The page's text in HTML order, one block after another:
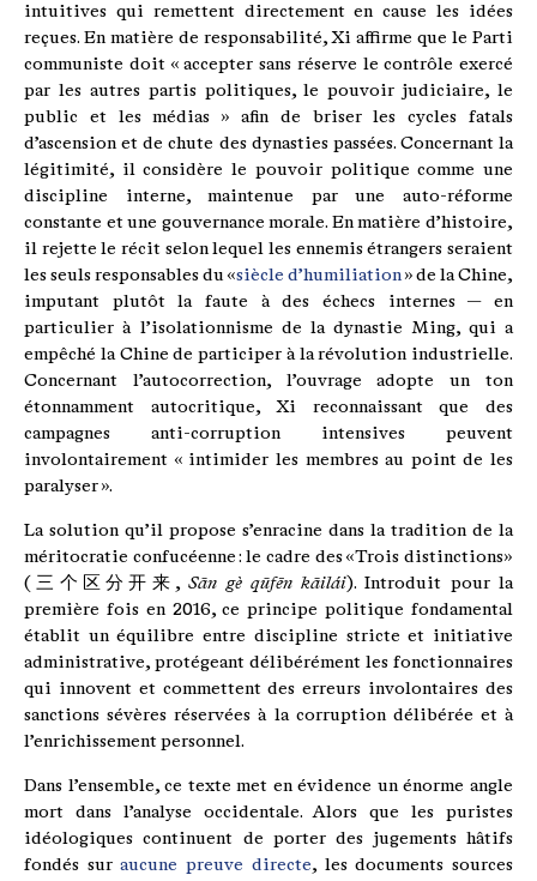
intuitives qui remettent directement en cause les idées
reçues. En matière de responsabilité, Xi affirme que le Parti
communiste doit « accepter sans réserve le contrôle exercé
par les autres partis politiques, le pouvoir judiciaire, le
public et les médias » afin de briser les cycles fatals
d’ascension et de chute des dynasties passées. Concernant la
légitimité, il considère le pouvoir politique comme une
discipline interne, maintenue par une auto-réforme
constante et une gouvernance morale. En matière d’histoire,
il rejette le récit selon lequel les ennemis étrangers seraient
les seuls responsables du «siècle d’humiliation » de la Chine,
imputant plutôt la faute à des échecs internes — en
particulier à l’isolationnisme de la dynastie Ming, qui a
empêché la Chine de participer à la révolution industrielle.
Concernant l’autocorrection, l’ouvrage adopte un ton
étonnamment autocritique, Xi reconnaissant que des
campagnes anti-corruption intensives peuvent
involontairement « intimider les membres au point de les
paralyser ».
La solution qu’il propose s’enracine dans la tradition de la
méritocratie confucéenne : le cadre des «Trois distinctions»
(三个区分开来,Sān gè qūfēn kāilái). Introduit pour la
première fois en 2016, ce principe politique fondamental
établit un équilibre entre discipline stricte et initiative
administrative, protégeant délibérément les fonctionnaires
qui innovent et commettent des erreurs involontaires des
sanctions sévères réservées à la corruption délibérée et à
l’enrichissement personnel.
Dans l’ensemble, ce texte met en évidence un énorme angle
mort dans l’analyse occidentale. Alors que les puristes
idéologiques continuent de porter des jugements hâtifs
fondés suraucune preuve directe, les documents sources